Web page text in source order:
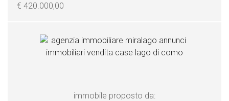
€ 420.000,00
immobile proposto da: